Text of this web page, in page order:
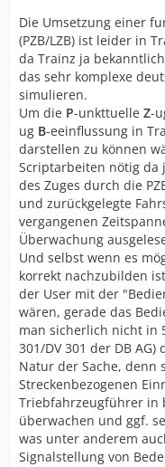
Die Umsetzung einer
(PZB/LZB) ist leider in
da Trainz ja
das sehr komplexe
simulieren.
Um die P-unkttuelle Z-
ug B-eeinflussung in
darstellen zu können
Scriptarbeiten nötig da
des Zuges durch die
und zurückgelegte
vergangenen
Überwachung
Und selbst wenn es
korrekt nachzubilden
der User mit der
wären, gerade das
man sicherlich nicht in
301/DV 301 der DB
Natur der Sache, denn
Streckenbezogenen
Triebfahrzeugführer in
überwachen und ggf.
was unter anderem
Signalstellung von